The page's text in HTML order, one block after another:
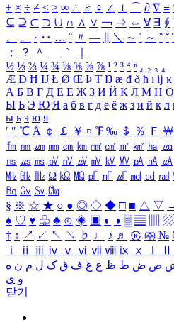
± × ÷ ≠ ≤ ≥ ∞ ∴ ♂ ♀ ∠ ⊥ ⌒ ∂ ∇ ≡
⊆ ⊇ ⊂ ⊃ ∪ ∩ ∧ ∨ ￢ ⇒ ⇔ ∀ ∃ ∮
、
。 · ‥ … ¨ 〃 ― ＼ ∼ ´ ～ ˇ ˘
；
？ ＾ ｀
½ ⅓ ⅔ ¼ ¾ ⅛ ⅜ ⅝ ⅞ ¹ ² ³ ⁴ ⁿ ₁ ₂ ₃ ₄
Æ Ð Ħ Ĳ Ł Ø Œ Þ Ŧ Ŋ æ đ ð ħ ı ĳ ĸ
А Б В Г Д Е Ё Ж З И Й К Л М Н О
Ы Ь Э Ю Я а б в г д е ё ж з и й к л
ы ь э ю я
′ ″ ℃ Å ￠ ￡ ￥ ¤ ℉ ‰ ＄ ％ Ｆ ￦
㎙ ㎚ ㎛ ㎜ ㎝ ㎞ ㎟ ㎠ ㎡ ㎢ ㏊ ㎍
㎱ ㎲ ㎳ ㎴ ㎵ ㎶ ㎷ ㎸ ㎹ ㎀ ㎁ ㎂
㎒ ㎓ ㎔ Ω ㏀ ㏁ ㎊ ㎋ ㎌ ㏖ ㏅ ㎭
㏃ ㏉ ㏜ ㏆
§ ※ ☆ ★ ○ ● ◎ ◇ ◆ □ ■ △ ▽
♠ ♡ ♥ ♧ ♣ ⊙ ◈ ▣ ◐ ◑ ▒ ▤ ▨
‡ ↕ ↗ ↙ ↖ ↘ ♭ ♩ ♪ ♬ ㉿ ㈜ №
ⅰ
ⅱ ⅲ ⅳ ⅴ ⅵ ⅶ ⅷ ⅸ ⅹ
ص ض ط ظ ع غ ف ق ک ل م ن ه
و ی
닫기